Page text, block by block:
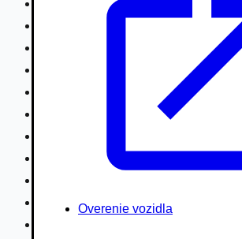
Overenie vozidla
Nákladné vozidlá nad 7,5t
Vodné/Snežné skútre, štvorkolky
Poľnohospodárske vozidlá / stroje
Hydraulické ruky autožeriavy